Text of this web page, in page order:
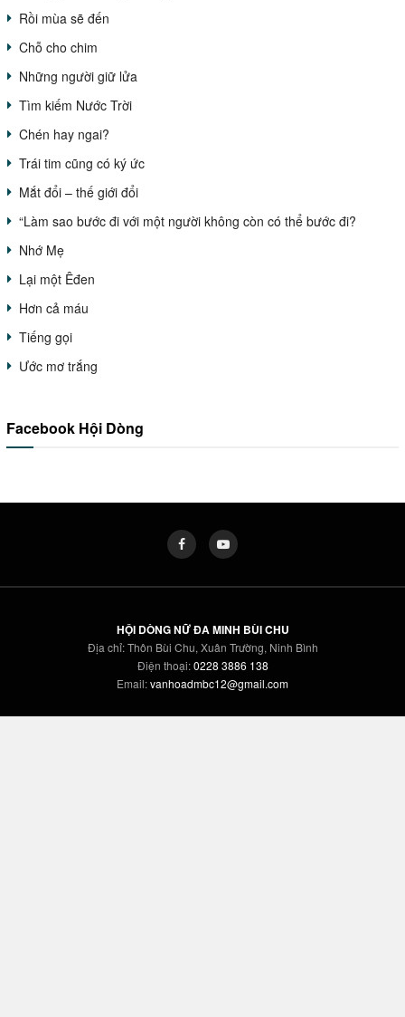
Rồi mùa sẽ đến
Chỗ cho chim
Những người giữ lửa
Tìm kiếm Nước Trời
Chén hay ngai?
Trái tim cũng có ký ức
Mắt đổi – thế giới đổi
“Làm sao bước đi với một người không còn có thể bước đi?
Nhớ Mẹ
Lại một Êđen
Hơn cả máu
Tiếng gọi
Ước mơ trắng
Facebook Hội Dòng
HỘI DÒNG NỮ ĐA MINH BÙI CHU
Địa chỉ: Thôn Bùi Chu, Xuân Trường, Ninh Bình
Điện thoại:0228 3886 138
Email:vanhoadmbc12@gmail.com